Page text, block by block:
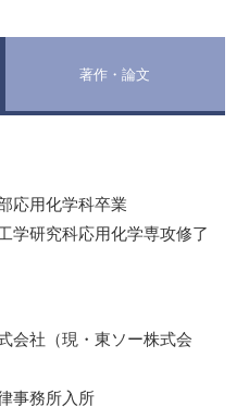
著作・論文
応用化学科卒業
学研究科応用化学専攻修了
会社（現・東ソー株式会
事務所入所